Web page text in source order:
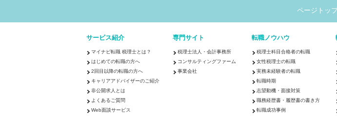
ページトッ
サービス紹介
マイナビ転職 税理士とは？
はじめての転職の方へ
2回目以降の転職の方へ
キャリアアドバイザーのご紹介
非公開求人とは
よくあるご質問
Web面談サービス
専門サイト
税理士法人・会計事務所
コンサルティングファーム
事業会社
転職ノウハウ
税理士科目合格者の転職
女性税理士の転職
実務未経験者の転職
転職時期
志望動機・面接対策
職務経歴書・履歴書の書き方
転職成功事例